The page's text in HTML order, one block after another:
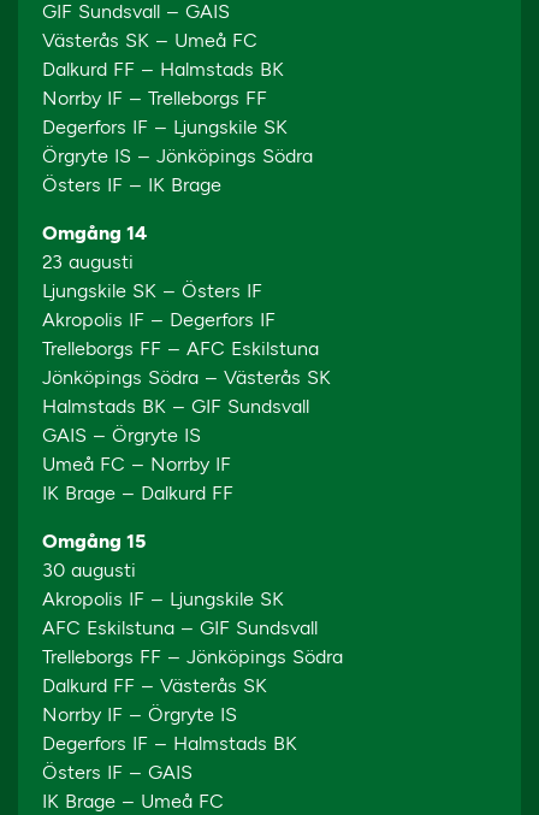
GIF Sundsvall – GAIS
Västerås SK – Umeå FC
Dalkurd FF – Halmstads BK
Norrby IF – Trelleborgs FF
Degerfors IF – Ljungskile SK
Örgryte IS – Jönköpings Södra
Östers IF – IK Brage
Omgång 14
23 augusti
Ljungskile SK – Östers IF
Akropolis IF – Degerfors IF
Trelleborgs FF – AFC Eskilstuna
Jönköpings Södra – Västerås SK
Halmstads BK – GIF Sundsvall
GAIS – Örgryte IS
Umeå FC – Norrby IF
IK Brage – Dalkurd FF
Omgång 15
30 augusti
Akropolis IF – Ljungskile SK
AFC Eskilstuna – GIF Sundsvall
Trelleborgs FF – Jönköpings Södra
Dalkurd FF – Västerås SK
Norrby IF – Örgryte IS
Degerfors IF – Halmstads BK
Östers IF – GAIS
IK Brage – Umeå FC